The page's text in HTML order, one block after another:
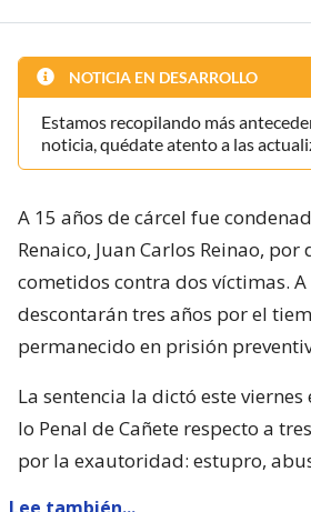
NOTICIA EN DESARROLLO
Estamos recopilando más
noticia, quédate atento a las
A 15 años de cárcel fue
Renaico, Juan Carlos Reinao,
cometidos contra dos víctimas. A
descontarán tres años por el
permanecido en prisión
La sentencia la dictó este
lo Penal de Cañete respecto a
por la exautoridad: estupro,